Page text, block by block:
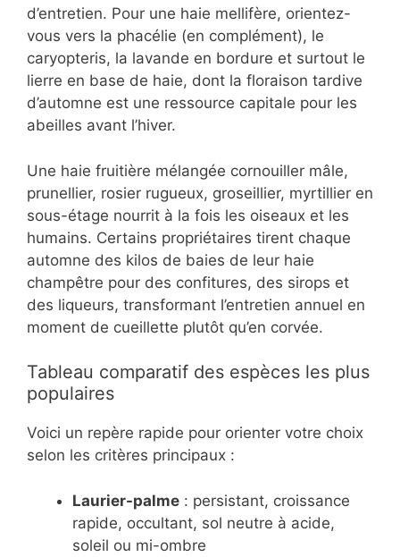
d’entretien. Pour une haie mellifère, orientez-
vous vers la phacélie (en complément), le
caryopteris, la lavande en bordure et surtout le
lierre en base de haie, dont la floraison tardive
d’automne est une ressource capitale pour les
abeilles avant l’hiver.
Une haie fruitière mélangée cornouiller mâle,
prunellier, rosier rugueux, groseillier, myrtillier en
sous-étage nourrit à la fois les oiseaux et les
humains. Certains propriétaires tirent chaque
automne des kilos de baies de leur haie
champêtre pour des confitures, des sirops et
des liqueurs, transformant l’entretien annuel en
moment de cueillette plutôt qu’en corvée.
Tableau comparatif des espèces les plus
populaires
Voici un repère rapide pour orienter votre choix
selon les critères principaux :
Laurier-palme : persistant, croissance
rapide, occultant, sol neutre à acide,
soleil ou mi-ombre